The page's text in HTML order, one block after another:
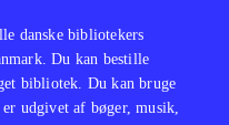
danske bibliotekers
Du kan bestille
bibliotek. Du kan bruge
udgivet af bøger, musik,